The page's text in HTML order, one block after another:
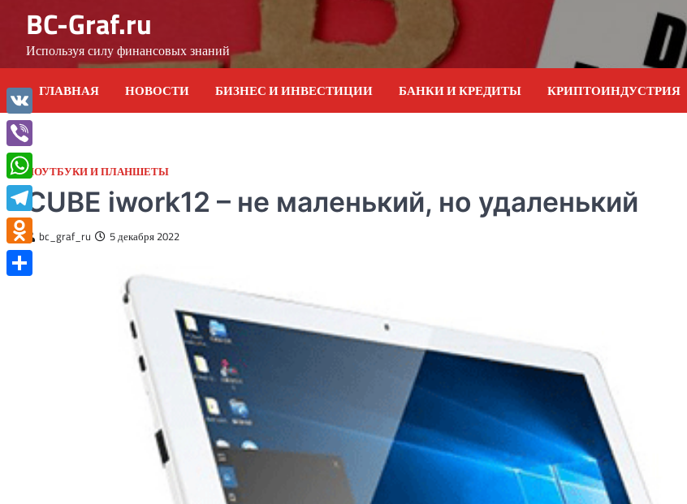
content
BC-Graf.ru
Используя силу финансовых знаний
ГЛАВНАЯ НОВОСТИ БИЗНЕС И ИНВЕСТИЦИИ БАНКИ И КРЕДИТЫ КРИПТОИНДУСТРИЯ
НОУТБУКИ И ПЛАНШЕТЫ
CUBE iwork12 – не маленький, но удаленький
bc_graf_ru 5 декабря 2022
VK
Viber
WhatsApp
Telegram
Odnoklassniki